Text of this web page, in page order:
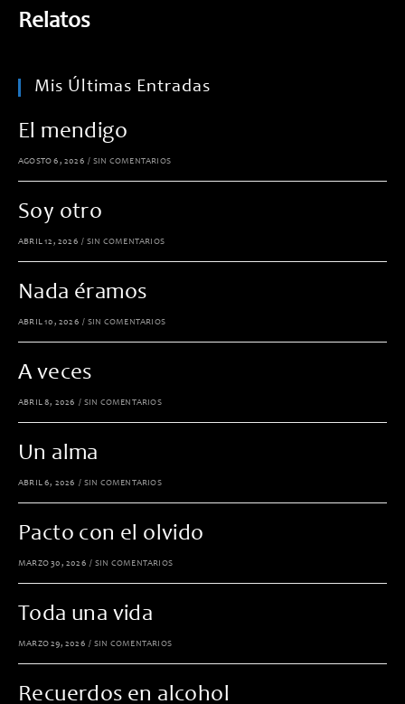
Relatos
Mis Últimas Entradas
El mendigo
AGOSTO 6, 2026 / SIN COMENTARIOS
Soy otro
ABRIL 12, 2026 / SIN COMENTARIOS
Nada éramos
ABRIL 10, 2026 / SIN COMENTARIOS
A veces
ABRIL 8, 2026 / SIN COMENTARIOS
Un alma
ABRIL 6, 2026 / SIN COMENTARIOS
Pacto con el olvido
MARZO 30, 2026 / SIN COMENTARIOS
Toda una vida
MARZO 29, 2026 / SIN COMENTARIOS
Recuerdos en alcohol